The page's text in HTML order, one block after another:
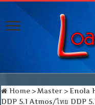
Home > Master > Enola
DDP 5.1 Atmos/ไทย DDP